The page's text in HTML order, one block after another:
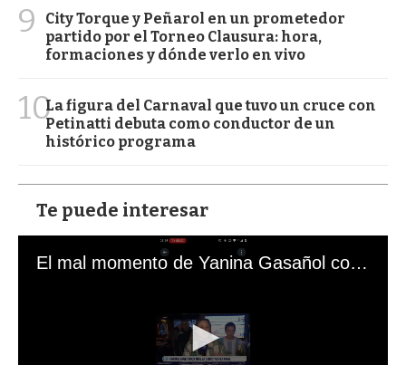
9
City Torque y Peñarol en un prometedor
partido por el Torneo Clausura: hora,
formaciones y dónde verlo en vivo
10La figura del Carnaval que tuvo un cruce con
Petinatti debuta como conductor de un
histórico programa
Te puede interesar
El mal momento de Yanina Gasañol con un hincha argentino en "Subrayado"